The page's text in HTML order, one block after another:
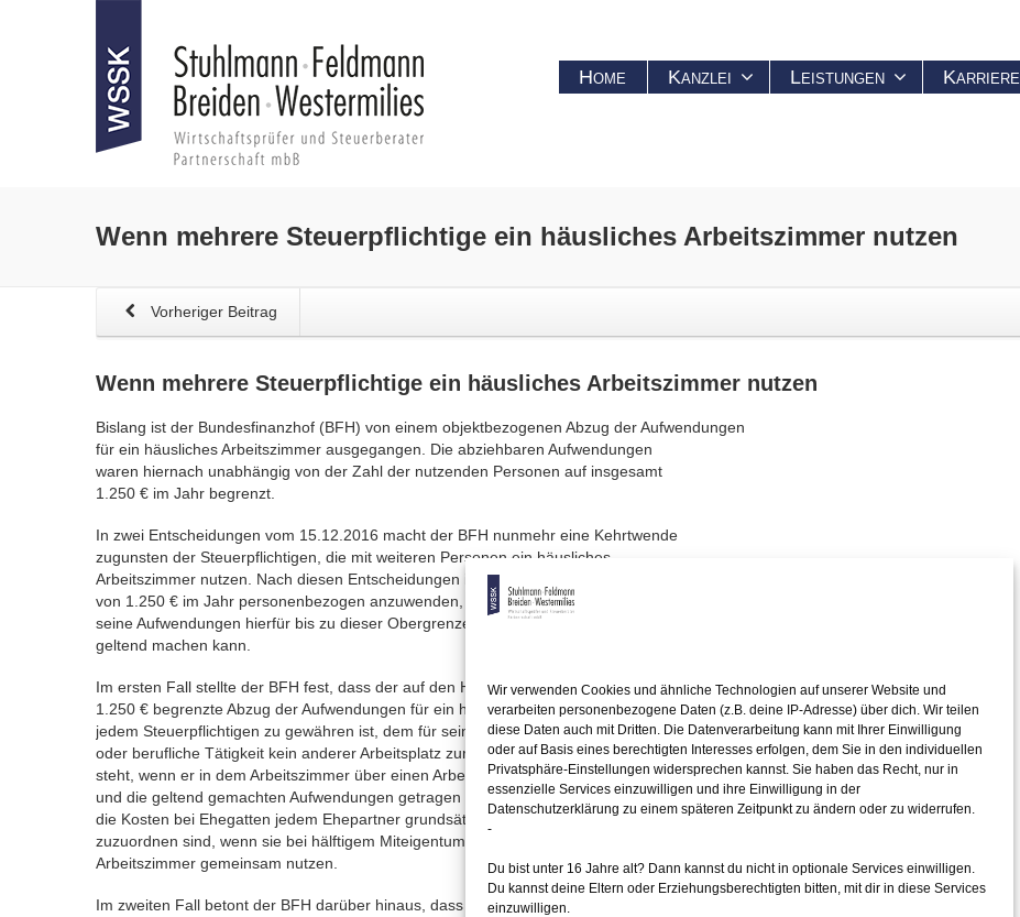
Wir verwenden Cookies und ähnliche Technologien auf unserer Website und
verarbeiten personenbezogene Daten (z.B. deine IP-Adresse) über dich. Wir teilen
diese Daten auch mit Dritten. Die Datenverarbeitung kann mit Ihrer Einwilligung
oder auf Basis eines berechtigten Interesses erfolgen, dem Sie in den individuellen
Privatsphäre-Einstellungen widersprechen kannst. Sie haben das Recht, nur in
essenzielle Services einzuwilligen und ihre Einwilligung in der
Datenschutzerklärung zu einem späteren Zeitpunkt zu ändern oder zu widerrufen.
-
Du bist unter 16 Jahre alt? Dann kannst du nicht in optionale Services einwilligen.
Du kannst deine Eltern oder Erziehungsberechtigten bitten, mit dir in diese Services
einzuwilligen.
Home Kanzlei Leistungen Karriere
Wenn mehrere Steuerpflichtige ein häusliches Arbeitszimmer nutzen
Vorheriger Beitrag
Wenn mehrere Steuerpflichtige ein häusliches Arbeitszimmer nutzen
Bislang ist der Bundesfinanzhof (BFH) von einem objektbezogenen Abzug der Aufwendungen
für ein häusliches Arbeitszimmer ausgegangen. Die abziehbaren Aufwendungen
waren hiernach unabhängig von der Zahl der nutzenden Personen auf insgesamt
1.250 € im Jahr begrenzt.
In zwei Entscheidungen vom 15.12.2016 macht der BFH nunmehr eine Kehrtwende
zugunsten der Steuerpflichtigen, die mit weiteren Personen ein häusliches
Arbeitszimmer nutzen. Nach diesen Entscheidungen ist die Höchstbetragsgrenze
von 1.250 € im Jahr personenbezogen anzuwenden, sodass jeder von ihnen
seine Aufwendungen hierfür bis zu dieser Obergrenze einkünftemindernd
geltend machen kann.
Im ersten Fall stellte der BFH fest, dass der auf den Höchstbetrag von
1.250 € begrenzte Abzug der Aufwendungen für ein häusliches Arbeitszimmer
jedem Steuerpflichtigen zu gewähren ist, dem für seine betriebliche
oder berufliche Tätigkeit kein anderer Arbeitsplatz zur Verfügung
steht, wenn er in dem Arbeitszimmer über einen Arbeitsplatz verfügt
und die geltend gemachten Aufwendungen getragen hat. Zudem stellt er klar, dass
die Kosten bei Ehegatten jedem Ehepartner grundsätzlich zur Hälfte
zuzuordnen sind, wenn sie bei hälftigem Miteigentum ein häusliches
Arbeitszimmer gemeinsam nutzen.
Im zweiten Fall betont der BFH darüber hinaus, dass für den Abzug